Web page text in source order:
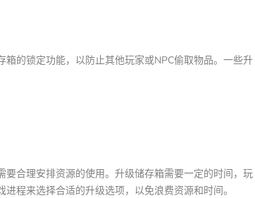
的锁定功能，以防止其他玩家或NPC偷取物品。一些升
合理安排资源的使用。升级储存箱需要一定的时间，玩
程来选择合适的升级选项，以免浪费资源和时间。